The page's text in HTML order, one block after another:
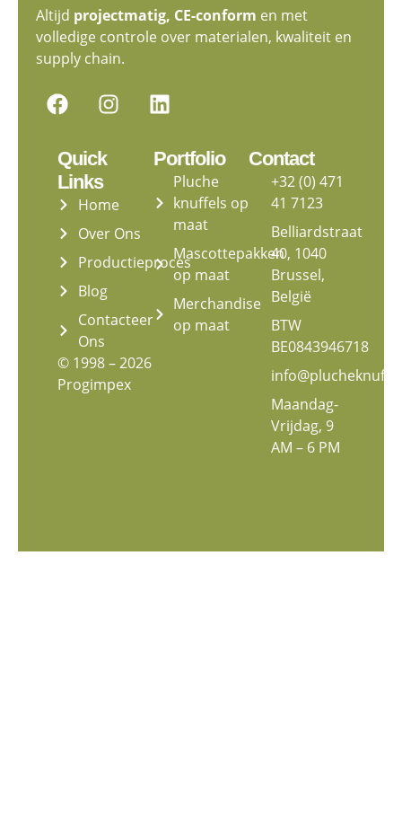
Altijd projectmatig, CE-conform en met
volledige controle over materialen, kwaliteit en
supply chain.
Quick
Links
Home
Over Ons
Productieproces
Blog
Contacteer
Ons
© 1998 – 2026
Progimpex
Portfolio
Pluche
knuffels op
maat
Mascottepakken
op maat
Merchandise
op maat
Contact
+32 (0) 471
41 7123
Belliardstraat
40, 1040
Brussel,
België
BTW
BE0843946718
Maandag-
Vrijdag, 9
AM – 6 PM